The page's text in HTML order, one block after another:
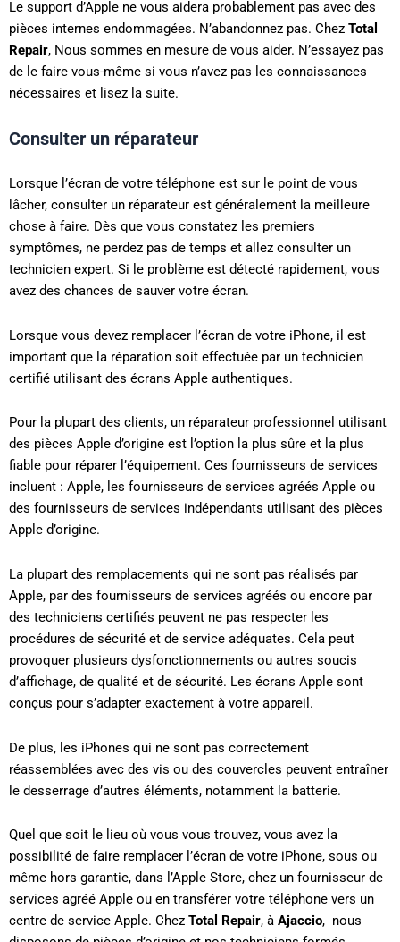
Le support d’Apple ne vous aidera probablement pas avec des
pièces internes endommagées. N’abandonnez pas. Chez Total
Repair, Nous sommes en mesure de vous aider. N’essayez pas
de le faire vous-même si vous n’avez pas les connaissances
nécessaires et lisez la suite.
Consulter un réparateur
Lorsque l’écran de votre téléphone est sur le point de vous
lâcher, consulter un réparateur est généralement la meilleure
chose à faire. Dès que vous constatez les premiers
symptômes, ne perdez pas de temps et allez consulter un
technicien expert. Si le problème est détecté rapidement, vous
avez des chances de sauver votre écran.
Lorsque vous devez remplacer l’écran de votre iPhone, il est
important que la réparation soit effectuée par un technicien
certifié utilisant des écrans Apple authentiques.
Pour la plupart des clients, un réparateur professionnel utilisant
des pièces Apple d’origine est l’option la plus sûre et la plus
fiable pour réparer l’équipement. Ces fournisseurs de services
incluent : Apple, les fournisseurs de services agréés Apple ou
des fournisseurs de services indépendants utilisant des pièces
Apple d’origine.
La plupart des remplacements qui ne sont pas réalisés par
Apple, par des fournisseurs de services agréés ou encore par
des techniciens certifiés peuvent ne pas respecter les
procédures de sécurité et de service adéquates. Cela peut
provoquer plusieurs dysfonctionnements ou autres soucis
d’affichage, de qualité et de sécurité. Les écrans Apple sont
conçus pour s’adapter exactement à votre appareil.
De plus, les iPhones qui ne sont pas correctement
réassemblées avec des vis ou des couvercles peuvent entraîner
le desserrage d’autres éléments, notamment la batterie.
Quel que soit le lieu où vous vous trouvez, vous avez la
possibilité de faire remplacer l’écran de votre iPhone, sous ou
même hors garantie, dans l’Apple Store, chez un fournisseur de
services agréé Apple ou en transférer votre téléphone vers un
centre de service Apple. Chez Total Repair, à Ajaccio, nous